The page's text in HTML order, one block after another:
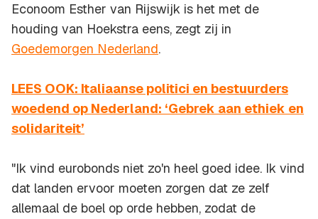
Econoom Esther van Rijswijk is het met de
houding van Hoekstra eens, zegt zij in
Goedemorgen Nederland.
LEES OOK: Italiaanse politici en bestuurders
woedend op Nederland: ‘Gebrek aan ethiek en
solidariteit’
"Ik vind eurobonds niet zo'n heel goed idee. Ik vind
dat landen ervoor moeten zorgen dat ze zelf
allemaal de boel op orde hebben, zodat de